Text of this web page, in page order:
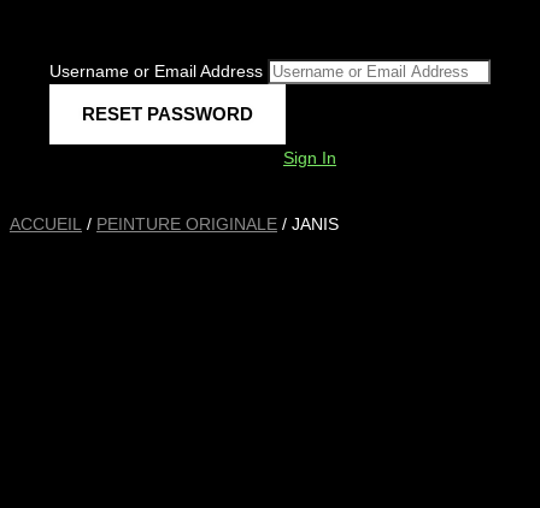
Username or Email Address
Sign In
ACCUEIL / PEINTURE ORIGINALE / JANIS